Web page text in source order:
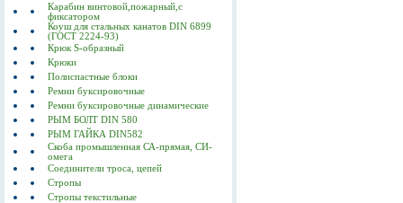
Карабин винтовой,пожарный,с
фиксатором
Коуш для стальных канатов DIN 6899
(ГОСТ 2224-93)
Крюк S-образный
Крюки
Полиспастные блоки
Ремни буксировочные
Ремни буксировочные динамические
РЫМ БОЛТ DIN 580
РЫМ ГАЙКА DIN582
Скоба промышленная СА-прямая, СИ-
омега
Соединители троса, цепей
Стропы
Стропы текстильные